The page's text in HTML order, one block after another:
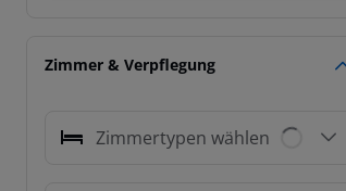
Zimmer & Verpflegung
Zimmertypen wählen